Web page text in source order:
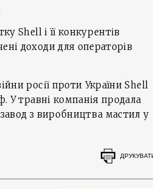
Shell і її конкурентів
доходи для операторів
росії проти України Shell
У травні компанія продала
з виробництва мастил у